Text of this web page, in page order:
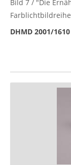
Bild 7 / "Die
Farblichtbildreihe
DHMD 2001/1610